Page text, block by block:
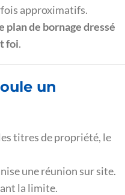
approximatifs.
plan de bornage dressé
foi.
un
titres de propriété, le
une réunion sur site.
la limite.